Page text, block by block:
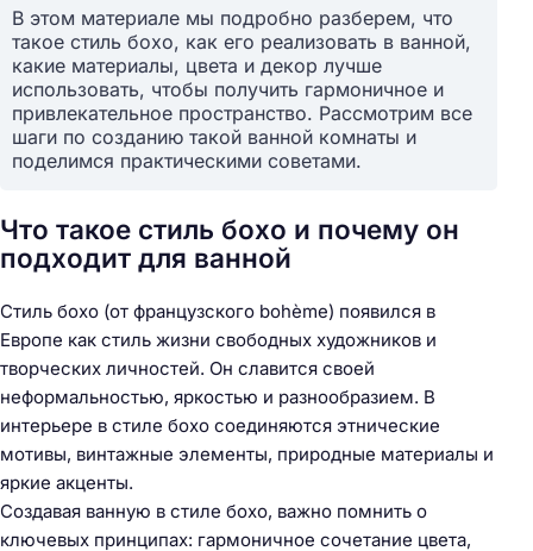
В этом материале мы подробно разберем, что
такое стиль бохо, как его реализовать в ванной,
какие материалы, цвета и декор лучше
использовать, чтобы получить гармоничное и
привлекательное пространство. Рассмотрим все
шаги по созданию такой ванной комнаты и
поделимся практическими советами.
Что такое стиль бохо и почему он
подходит для ванной
Стиль бохо (от французского bohème) появился в
Европе как стиль жизни свободных художников и
творческих личностей. Он славится своей
неформальностью, яркостью и разнообразием. В
интерьере в стиле бохо соединяются этнические
мотивы, винтажные элементы, природные материалы и
яркие акценты.
Создавая ванную в стиле бохо, важно помнить о
ключевых принципах: гармоничное сочетание цвета,